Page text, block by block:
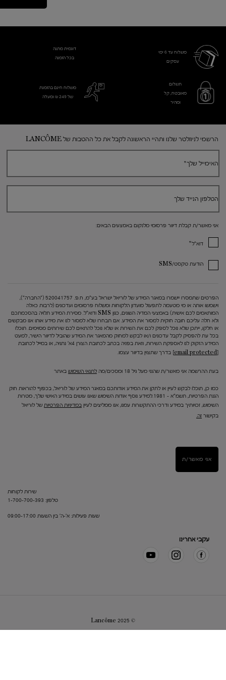
משלוח עד 6 ימי
עסקים​
דוגמית מתנה
בכל הזמנה
תשלום
מאובטח, קל
ומהיר
משלוח חינם בהזמנת
של 249 ₪ ומעלה
הרשמי לניוזלטר שלנו ותהיי הראשונה לקבל את כל ההטבות של LANCÔME
האימייל שלך*
הטלפון הנייד שלך
אני מאשר/ת קבלת דיוור פרסומי מלנקום באמצעים הבאים:
דוא"ל*
הודעת טקסט/SMS
הפרטים שתמסרו יישמרו במאגר המידע של לוריאל ישראל בע"מ, ח.פ. 520041757 ("החברה"),
וישמשו אותה או מי מטעמה לתפעול מועדון הלקוחות ומשלוח פרסומים ועדכונים (לרבות כאלה
המותאמים לכם אישית) באמצעי המדיה השונים, כגון SMS ודוא"ל. מסירת המידע תלויה בהסכמתכם
ולא חלה עליכם חובה חוקית למסור את המידע. אם תבחרו שלא למסור לנו את מידע אותו אנו מבקשים
או חלקו, ייתכן שלא נוכל לספק לכם את השירות או שלא נוכל להתאים לכם שירותים מסוימים. תוכלו
בכל עת להפסיק לקבל עדכונים ו/או לבקש למחוק מהמאגר את המידע שהוביל לדיוור הישיר, למעט
המידע הזקוק לנו לאספקת השירות, וזאת בפניה בכתב לכתובת הצורן 4א' נתניה, או במייל לכתובת
[email protected]
בדרך שתצוין בדיוור עצמו.
בעת ההרשמה אני מאשר/ת שהנני מעל גיל 18 ומסכים/מה לתנאי השימוש באתר
כמו כן, תוכלו לבקש לעיין או לתקן את המידע אודותכם במאגר המידע של לוריאל, בכפוף להוראות חוק
הגנת הפרטיות, תשמ"א – 1981.למידע נוסף אודות השימוש שאנו עושים במידע האישי שלך, מטרות
השימוש, זכויותיך במידע ודרכי ההתקשרות עמנו, אנו ממליצים לעיין במדיניות הפרטיות של לוריאל
בקישור זה.
אני מאשר/ת
שירות לקוחות
טלפון: 1-700-700-393
שעות פעילות: א'-ה' בין השעות 09:00-17:00
עקבי אחרינו
© Lancôme 2025